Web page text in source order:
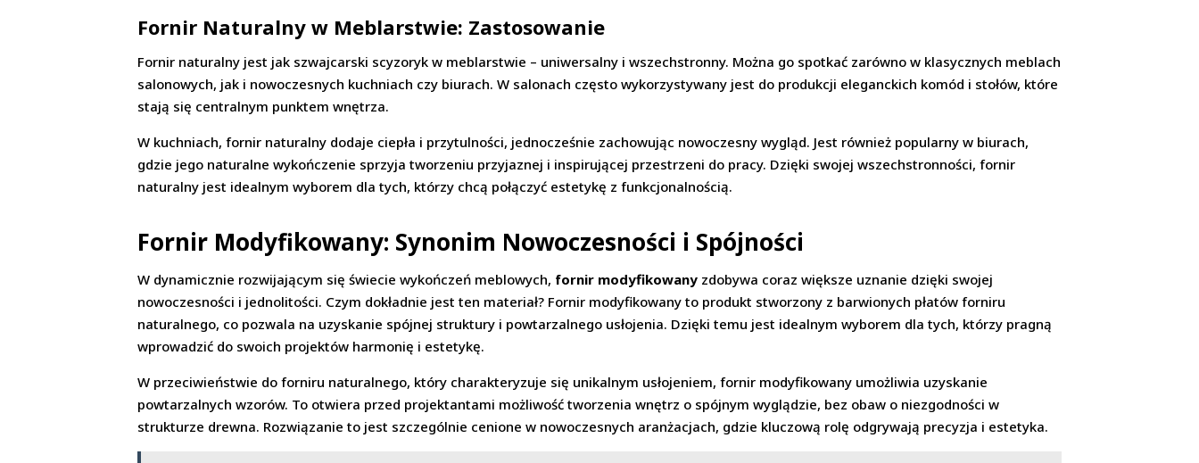
Fornir Naturalny w Meblarstwie: Zastosowanie
Fornir naturalny jest jak szwajcarski scyzoryk w meblarstwie – uniwersalny i wszechstronny. Można go spotkać zarówno w klasycznych meblach
salonowych, jak i nowoczesnych kuchniach czy biurach. W salonach często wykorzystywany jest do produkcji eleganckich komód i stołów, które
stają się centralnym punktem wnętrza.
W kuchniach, fornir naturalny dodaje ciepła i przytulności, jednocześnie zachowując nowoczesny wygląd. Jest również popularny w biurach,
gdzie jego naturalne wykończenie sprzyja tworzeniu przyjaznej i inspirującej przestrzeni do pracy. Dzięki swojej wszechstronności, fornir
naturalny jest idealnym wyborem dla tych, którzy chcą połączyć estetykę z funkcjonalnością.
Fornir Modyfikowany: Synonim Nowoczesności i Spójności
W dynamicznie rozwijającym się świecie wykończeń meblowych, fornir modyfikowany zdobywa coraz większe uznanie dzięki swojej
nowoczesności i jednolitości. Czym dokładnie jest ten materiał? Fornir modyfikowany to produkt stworzony z barwionych płatów forniru
naturalnego, co pozwala na uzyskanie spójnej struktury i powtarzalnego usłojenia. Dzięki temu jest idealnym wyborem dla tych, którzy pragną
wprowadzić do swoich projektów harmonię i estetykę.
W przeciwieństwie do forniru naturalnego, który charakteryzuje się unikalnym usłojeniem, fornir modyfikowany umożliwia uzyskanie
powtarzalnych wzorów. To otwiera przed projektantami możliwość tworzenia wnętrz o spójnym wyglądzie, bez obaw o niezgodności w
strukturze drewna. Rozwiązanie to jest szczególnie cenione w nowoczesnych aranżacjach, gdzie kluczową rolę odgrywają precyzja i estetyka.